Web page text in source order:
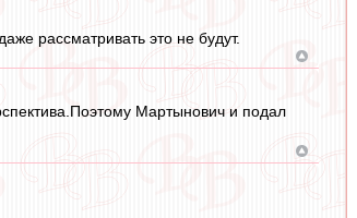
рассматривать это не будут.
Мартынович и подал